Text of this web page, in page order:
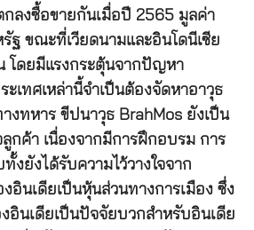
ลงซื้อขายกันเมื่อปี 2565 มูลค่า
ฐ ขณะที่เวียดนามและอินโดนีเซีย
โดยมีแรงกระตุ้นจากปัญหา
ะเทศเหล่านี้จำเป็นต้องจัดหาอาวุธ
งทหาร ขีปนาวุธ BrahMos ยังเป็น
กค้า เนื่องจากมีการฝึกอบรม การ
งยังได้รับความไว้วางใจจาก
อินเดียเป็นหุ้นส่วนทางการเมือง ซึ่ง
อินเดียเป็นปัจจัยบวกสำหรับอินเดีย